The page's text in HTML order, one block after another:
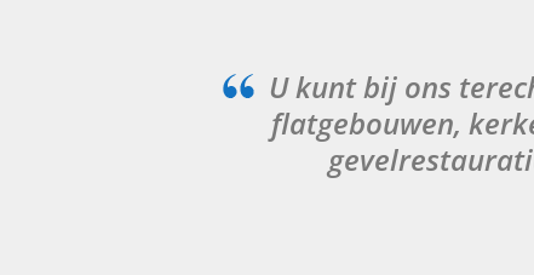
U kunt bij ons
flatgebouwen,